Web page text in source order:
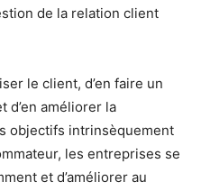
de la relation client
le client, d’en faire un
d’en améliorer la
objectifs intrinsèquement
les entreprises se
et d’améliorer au